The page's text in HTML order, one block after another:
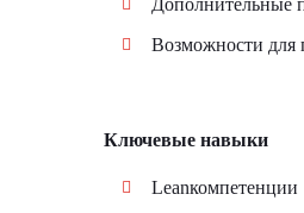
Возможности для
Ключевые навыки
Leanкомпетенции